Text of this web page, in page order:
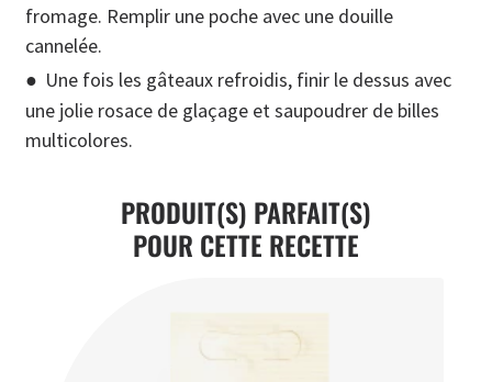
fromage. Remplir une poche avec une douille
cannelée.
Une fois les gâteaux refroidis, finir le dessus avec
une jolie rosace de glaçage et saupoudrer de billes
multicolores.
PRODUIT(S) PARFAIT(S)
POUR CETTE RECETTE